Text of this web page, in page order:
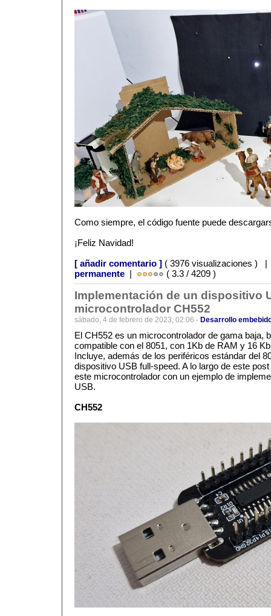
Como siempre, el código fuente puede
¡Feliz Navidad!
[ añadir comentario ] ( 3976 visualizaciones )
permanente | ( 3.3 / 4209 )
Implementación de un dispositivo
microcontrolador CH552
sábado, 4 de febrero de 2023, 02:06 - Desarrollo
El CH552 es un microcontrolador de gama baja,
compatible con el 8051, con 1Kb de RAM y 16
Incluye, además de los periféricos estándar del
dispositivo USB full-speed. A lo largo de este
este microcontrolador con un ejemplo de
USB.
CH552